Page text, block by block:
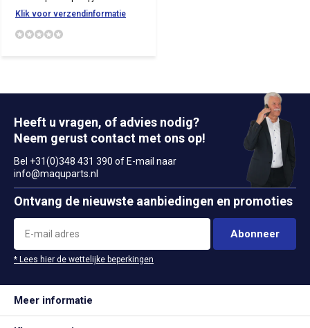
Klik voor verzendinformatie
Heeft u vragen, of advies nodig?
Neem gerust contact met ons op!
Bel +31(0)348 431 390 of E-mail naar
info@maquparts.nl
Ontvang de nieuwste aanbiedingen en promoties
Abonneer
* Lees hier de wettelijke beperkingen
Meer informatie